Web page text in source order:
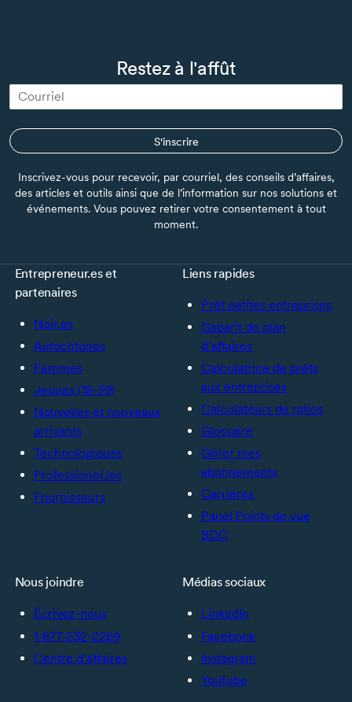
Restez à l'affût
S'inscrire
Inscrivez-vous pour recevoir, par courriel, des conseils d’affaires,
des articles et outils ainsi que de l’information sur nos solutions et
événements. Vous pouvez retirer votre consentement à tout
moment.
Entrepreneur.es et
partenaires
Noir.es
Autochtones
Femmes
Jeunes (18-39)
Nouvelles et nouveaux
arrivants
Technologiques
Professionel.les
Fournisseurs
Liens rapides
Prêt petites entreprises
Gabarit de plan
d’affaires
Calculatrice de prêts
aux entreprises
Calculateurs de ratios
Glossaire
Gérer mes
abonnements
Carrières
Panel Points de vue
BDC
Nous joindre
Écrivez-nous
1-877-232-2269
Centre d’affaires
Médias sociaux
LinkedIn
Facebook
Instagram
YouTube